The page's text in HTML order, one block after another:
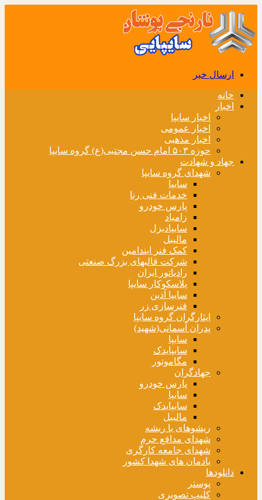
ارسال خبر
خانه
اخبار
اخبار سایپا
اخبار عمومی
اخبار مذهبی
حوزه ۵۰۳ امام حسن مجتبی(ع) گروه سایپا
جهاد و شهادت
شهدای گروه سایپا
سایپا
خدمات فنی رنا
پارس خودرو
زامیاد
سایپادیزل
مالیبل
کمک فنر ایندامین
شرکت قالبهای بزرگ صنعتی
رادیاتور ایران
پلاسکوکار سایپا
سایپا آذین
فنرسازی زر
ایثارگران گروه سایپا
پدران آسمانی(شهید)
سایپا
سایپایدک
مگاموتور
جهادگران
پارس خودرو
سایپا
سایپایدک
مالیبل
ریشوهای با ریشه
شهدای مدافع حرم
شهدای جامعه کارگری
یادمان های شهدا کشور
دانلودها
پوستر
کلیپ تصویری